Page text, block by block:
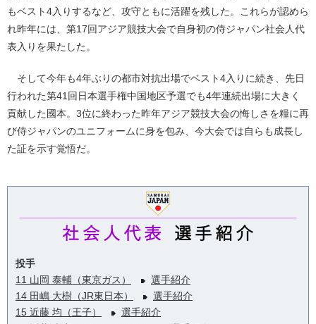
もベスト4入りするなど、攻守ともに活躍を残した。これらが認めら
れ昨年には、第17回アジア競技大会で自身初の侍ジャパン社会人代
表入りを果たした。
そして今年も4年ぶりの都市対抗出場でベスト4入りに続き、先日
行われた第41回日本選手権中国地区予選でも4年連続出場に大きく
貢献した國本。3位に終わった昨年アジア競技大会の悔しさを糧に再
び侍ジャパンのユニフォームに身を包み、今大会では自らも成長し
た証を示す覚悟だ。
投手
11 山岡 泰輔（東京ガス）
選手紹介
14 田嶋 大樹（JR東日本）
選手紹介
15 近藤 均（王子）
選手紹介